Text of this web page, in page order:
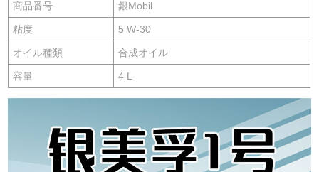
商品番号 銀Mobil
粘度 5 W-30
オイル種類 合成オイル
容量 4 L